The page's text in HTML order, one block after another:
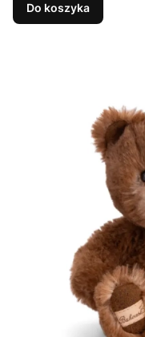
Do koszyka